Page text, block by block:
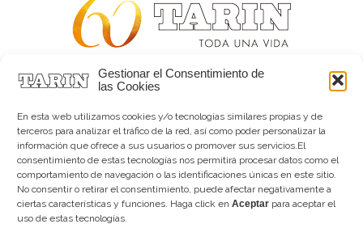
Gestionar el Consentimiento de
las Cookies
En esta web utilizamos cookies y/o tecnologías similares propias y de
terceros para analizar el tráfico de la red, así como poder personalizar la
información que ofrece a sus usuarios o promover sus servicios.El
consentimiento de estas tecnologías nos permitirá procesar datos como el
comportamiento de navegación o las identificaciones únicas en este sitio.
No consentir o retirar el consentimiento, puede afectar negativamente a
ciertas características y funciones. Haga click en Aceptar para aceptar el
uso de estas tecnologías.
Alta joyería desde 1963
Tarín Magazine
Contacto